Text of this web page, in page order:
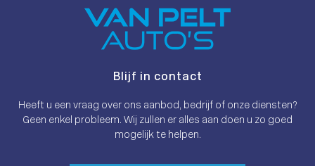
Blijf in contact
Heeft u een vraag over ons aanbod, bedrijf of onze diensten?
Geen enkel probleem. Wij zullen er alles aan doen u zo goed
mogelijk te helpen.